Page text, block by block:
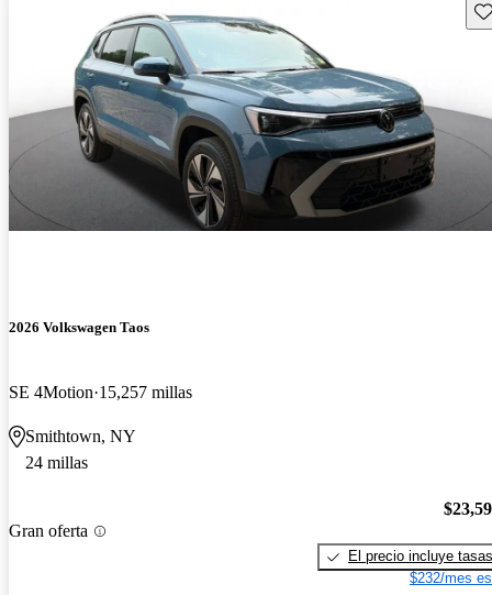
2026 Volkswagen Taos
SE 4Motion 15,257 millas
Smithtown, NY
24 millas
Gran oferta
El precio incluye tasas
$232/mes